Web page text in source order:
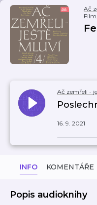
Ač
Ač zemřeli -
16. 9. 2021
INFO KOMENTÁŘE
Popis audioknihy